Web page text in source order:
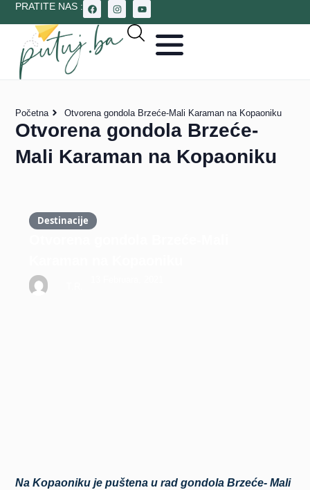
PRATITE NAS :
Početna Otvorena gondola Brzeće-Mali Karaman na Kopaoniku
Otvorena gondola Brzeće-
Mali Karaman na Kopaoniku
Destinacije
Na Kopaoniku je puštena u rad gondola Brzeće- Mali